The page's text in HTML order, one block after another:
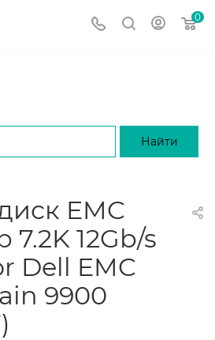
0
EMC
7.2K 12Gb/s
Dell EMC
9900